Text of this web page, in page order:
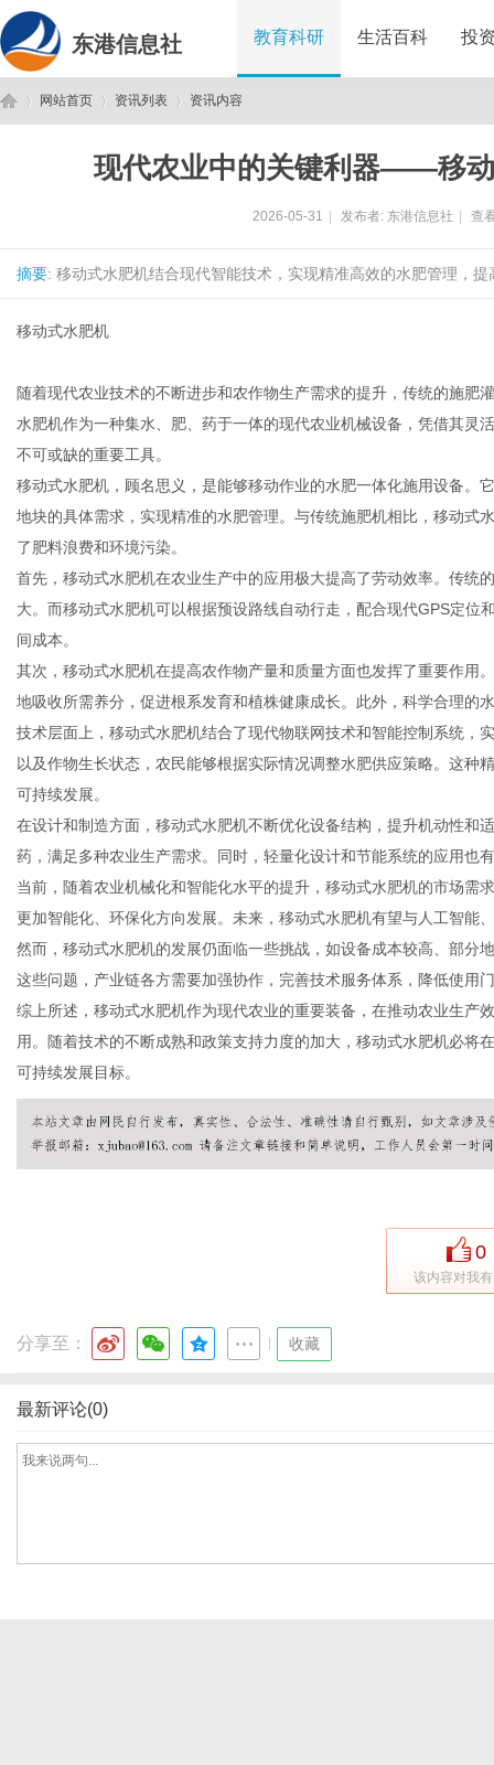
东港信息社 教育科研 生活百科 投
网站首页 资讯列表 资讯内容
现代农业中的关键利器——移
2026-05-31 发布者: 东港信息社 查
摘要: 移动式水肥机结合现代智能技术，实现精准高效的水肥管理，
移动式水肥机
随着现代农业技术的不断进步和农作物生产需求的提升，传统的施肥
水肥机作为一种集水、肥、药于一体的现代农业机械设备，凭借其灵
不可或缺的重要工具。
移动式水肥机，顾名思义，是能够移动作业的水肥一体化施用设备。
地块的具体需求，实现精准的水肥管理。与传统施肥机相比，移动式
了肥料浪费和环境污染。
首先，移动式水肥机在农业生产中的应用极大提高了劳动效率。传统
大。而移动式水肥机可以根据预设路线自动行走，配合现代GPS定
间成本。
其次，移动式水肥机在提高农作物产量和质量方面也发挥了重要作用
地吸收所需养分，促进根系发育和植株健康成长。此外，科学合理的
技术层面上，移动式水肥机结合了现代物联网技术和智能控制系统，
以及作物生长状态，农民能够根据实际情况调整水肥供应策略。这种
可持续发展。
在设计和制造方面，移动式水肥机不断优化设备结构，提升机动性和
药，满足多种农业生产需求。同时，轻量化设计和节能系统的应用也
当前，随着农业机械化和智能化水平的提升，移动式水肥机的市场需
更加智能化、环保化方向发展。未来，移动式水肥机有望与人工智能
然而，移动式水肥机的发展仍面临一些挑战，如设备成本较高、部分
这些问题，产业链各方需要加强协作，完善技术服务体系，降低使用
综上所述，移动式水肥机作为现代农业的重要装备，在推动农业生产
用。随着技术的不断成熟和政策支持力度的加大，移动式水肥机必将
可持续发展目标。
0
该内容对我
分享至： 收藏
最新评论(0)